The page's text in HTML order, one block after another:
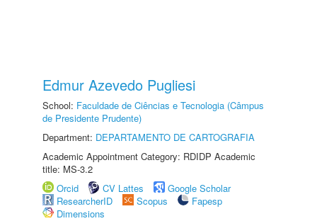
Edmur Azevedo Pugliesi
School: Faculdade de Ciências e Tecnologia (Câmpus
de Presidente Prudente)
Department: DEPARTAMENTO DE CARTOGRAFIA
Academic Appointment Category: RDIDP Academic
title: MS-3.2
Orcid
CV Lattes
Google Scholar
ResearcherID
Scopus
Fapesp
Dimensions